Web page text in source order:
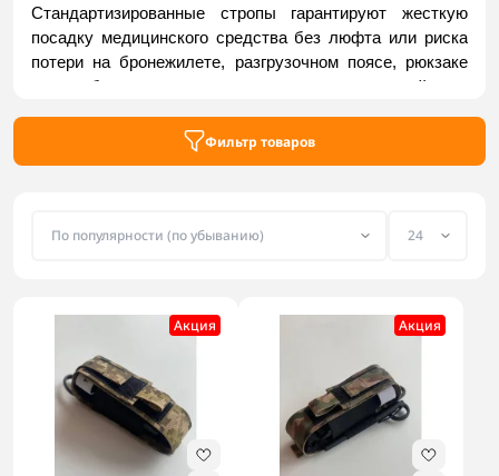
Стандартизированные стропы гарантируют жесткую
посадку медицинского средства без люфта или риска
потери на бронежилете, разгрузочном поясе, рюкзаке
или любом другом элементе снаряжения с ячейками.
устойчивы к разрывам, стиранию и экстремальным
Фильтр товаров
Акция Акция